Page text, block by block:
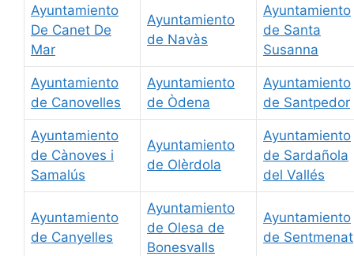
Ayuntamiento
De Canet De
Mar
Ayuntamiento
de Navàs
Ayuntamiento
de Santa
Susanna
Ayuntamiento
de Canovelles
Ayuntamiento
de Òdena
Ayuntamiento
de Santpedor
Ayuntamiento
de Cànoves i
Samalús
Ayuntamiento
de Olèrdola
Ayuntamiento
de Sardañola
del Vallés
Ayuntamiento
de Canyelles
Ayuntamiento
de Olesa de
Bonesvalls
Ayuntamiento
de Sentmenat